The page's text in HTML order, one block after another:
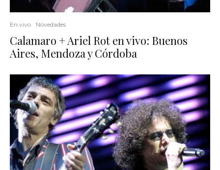
En vivo Novedades
Calamaro + Ariel Rot en vivo: Buenos
Aires, Mendoza y Córdoba